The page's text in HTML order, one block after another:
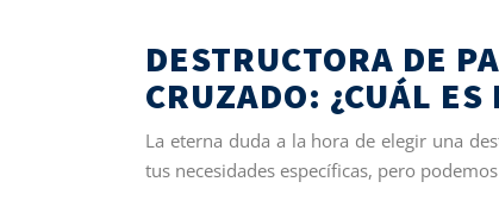
DESTRUCTORA DE
CRUZADO: ¿CUÁL ES
La eterna duda a la hora de elegir una
tus necesidades específicas, pero